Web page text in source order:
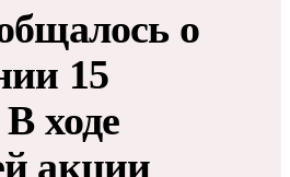
о
15
ходе
акции